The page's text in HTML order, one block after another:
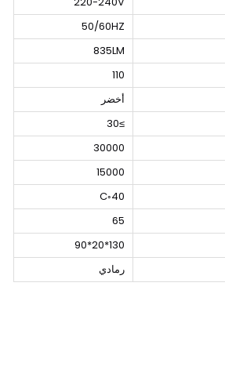
50/60HZ
835LM
110
أخضر
≥30
30000
15000
40◦C
65
130*20*90
رمادي